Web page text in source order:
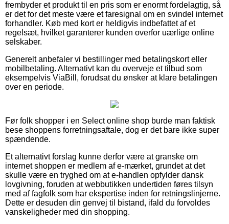
frembyder et produkt til en pris som er enormt fordelagtig, så
er det for det meste være et faresignal om en svindel internet
forhandler. Køb med kort er heldigvis indbefattet af et
regelsæt, hvilket garanterer kunden overfor uærlige online
selskaber.
Generelt anbefaler vi bestillinger med betalingskort eller
mobilbetaling. Alternativt kan du overveje et tilbud som
eksempelvis ViaBill, forudsat du ønsker at klare betalingen
over en periode.
Før folk shopper i en Select online shop burde man faktisk
bese shoppens forretningsaftale, dog er det bare ikke super
spændende.
Et alternativt forslag kunne derfor være at granske om
internet shoppen er medlem af e-mærket, grundet at det
skulle være en tryghed om at e-handlen opfylder dansk
lovgivning, foruden at webbutikken undertiden føres tilsyn
med af fagfolk som har ekspertise inden for retningslinjerne.
Dette er desuden din genvej til bistand, ifald du forvoldes
vanskeligheder med din shopping.